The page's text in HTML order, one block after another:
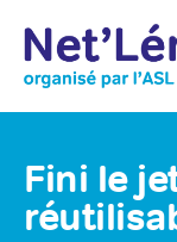
Fini le